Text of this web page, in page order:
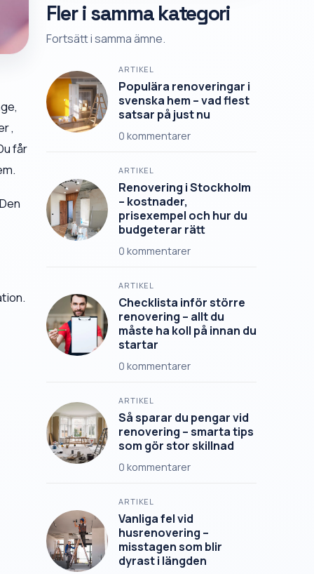
,
får
Fler i samma kategori
Fortsätt i samma ämne.
ARTIKEL
Populära renoveringar i
svenska hem – vad flest
satsar på just nu
0 kommentarer
ARTIKEL
Renovering i Stockholm
– kostnader,
prisexempel och hur du
budgeterar rätt
0 kommentarer
ARTIKEL
Checklista inför större
renovering – allt du
måste ha koll på innan du
startar
0 kommentarer
ARTIKEL
Så sparar du pengar vid
renovering – smarta tips
som gör stor skillnad
0 kommentarer
ARTIKEL
Vanliga fel vid
husrenovering –
misstagen som blir
dyrast i längden